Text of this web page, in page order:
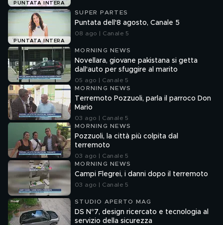
PUNTATA INTERA
PUNTATA INTERA
SUPER PARTES
Puntata dell'8 agosto, Canale 5
08 ago | Canale 5
MORNING NEWS
Novellara, giovane pakistana si getta
dall'auto per sfuggire al marito
05 ago | Canale 5
MORNING NEWS
Terremoto Pozzuoli, parla il parroco Don
Mario
03 ago | Canale 5
MORNING NEWS
Pozzuoli, la città più colpita dal
terremoto
03 ago | Canale 5
MORNING NEWS
Campi Flegrei, i danni dopo il terremoto
03 ago | Canale 5
STUDIO APERTO MAG
DS N°7, design ricercato e tecnologia al
servizio della sicurezza